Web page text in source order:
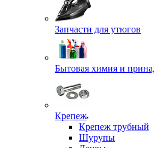
Запчасти для утюгов
Бытовая химия и
Крепеж
Крепеж трубный
Шурупы